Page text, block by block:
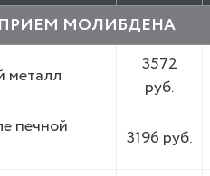
ПРИЕМ МОЛИБДЕНА
металл
3572
руб.
печной
3196 руб.